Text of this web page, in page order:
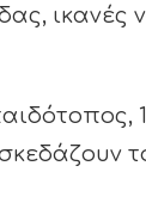
ικανές